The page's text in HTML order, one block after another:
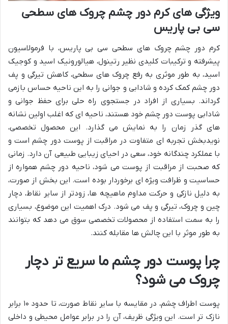
ویژگی های کرم دور چشم چروک های سطحی
سی بی پاریس
کرم دور چشم چروک های سطحی سی بی پاریس، با فرمولاسیون
پیشرفته و ترکیبات کلیدی نظیر رتینول، هیالورونیک اسید و کوجیک
اسید، به طور موثری به رفع چروک های سطحی، کاهش تیرگی و پف
دور چشم کمک کرده و شادابی و جوانی را به این ناحیه حساس بازمی
گرداند. بسیاری از افراد در جستجوی راه حلی برای حفظ جوانی و
شادابی پوست دور چشم خود هستند، ناحیه ای که اغلب اولین نشانه
های گذر زمان را به نمایش می گذارد. این محصول تخصصی،
نویدبخش تجربه ای متفاوت در مراقبت از پوست دور چشم است و
با عملکرد چندگانه خود، سعی در احیای زیبایی طبیعی آن دارد. زمانی
که صحبت از مراقبت از پوست می شود، ناحیه دور چشم همواره از
حساسیت و ظرافت ویژه ای برخوردار بوده است. این بخش از صورت،
به دلیل نازکی و حرکت مداوم ماهیچه ها، زودتر از سایر نقاط، دچار
چین و چروک، تیرگی و پف می شود. درک اهمیت این موضوع، بسیاری
را به سمت استفاده از محصولات تخصصی سوق می دهد که بتوانند
به طور موثر با این چالش ها مقابله کنند.
چرا پوست دور چشم ما سریع تر دچار
چروک می شود؟
پوست اطراف چشم، در مقایسه با سایر نقاط صورت، تا حدود ۱۰ برابر
نازک تر است. این ویژگی ظریف، آن را در برابر عوامل محیطی و داخلی